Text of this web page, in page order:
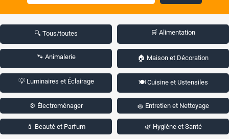
🔍 Tous/toutes 🛒 Alimentation
🐾 Animalerie 🏠 Maison et Décoration
💡 Luminaires et Éclairage 🍽️ Cuisine et Ustensiles
⚙️ Électroménager 🧽 Entretien et Nettoyage
💄 Beauté et Parfum 🌿 Hygiène et Santé